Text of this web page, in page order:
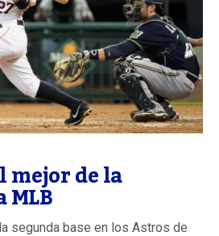
de la
MLB
segunda base en los Astros de